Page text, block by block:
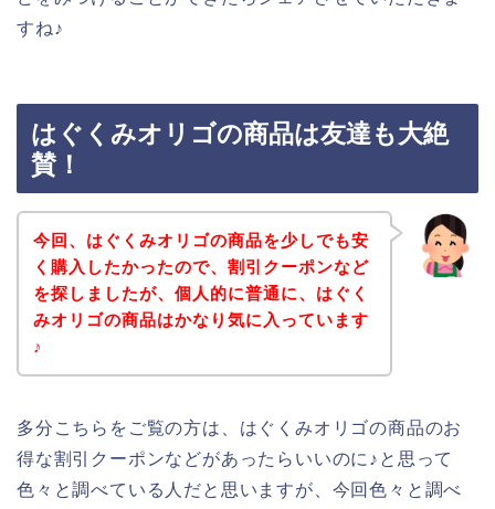
すね♪
はぐくみオリゴの商品は友達も大絶
賛！
今回、はぐくみオリゴの商品を少しでも安
く購入したかったので、割引クーポンなど
を探しましたが、個人的に普通に、はぐく
みオリゴの商品はかなり気に入っています
♪
多分こちらをご覧の方は、はぐくみオリゴの商品のお
得な割引クーポンなどがあったらいいのに♪と思って
色々と調べている人だと思いますが、今回色々と調べ